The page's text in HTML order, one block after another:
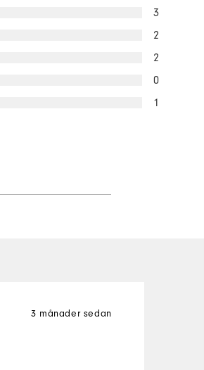
3
2
2
0
1
3 månader sedan